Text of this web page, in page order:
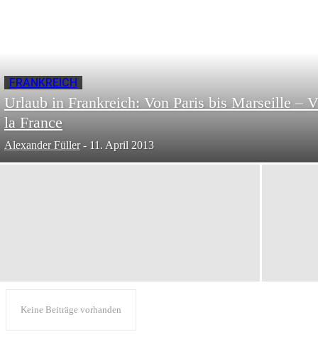
FRANKREICH
Urlaub in Frankreich: Von Paris bis Marseille –
la France
Alexander Füller - 11. April 2013
Keine Beiträge vorhanden